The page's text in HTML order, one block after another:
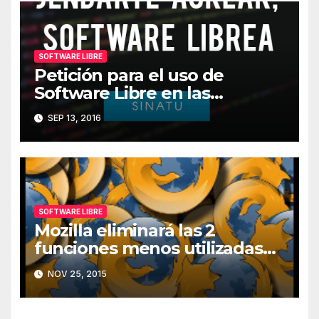
SOFTWARE LIBRE
Petición para el uso de
Software Libre en las
administraciones vascas
SEP 13, 2016
SOFTWARE LIBRE
Mozilla eliminará las 2
funciones menos utilizadas
de Firefox
NOV 25, 2015